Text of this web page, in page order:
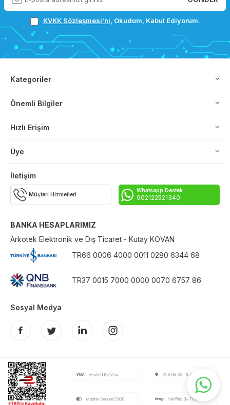
KVKK Sözleşmesi'ni , Okudum, Kabul Ediyorum.
Kategoriler
Önemli Bilgiler
Hızlı Erişim
Üye
İletişim
Müşteri Hizmetleri
Whatsapp Destek
902122521340
BANKA HESAPLARIMIZ
Arkotek Elektronik ve Dış Ticaret - Kutay KOVAN
TR66 0006 4000 0011 0280 6344 68
TR37 0015 7000 0000 0070 6757 86
Sosyal Medya